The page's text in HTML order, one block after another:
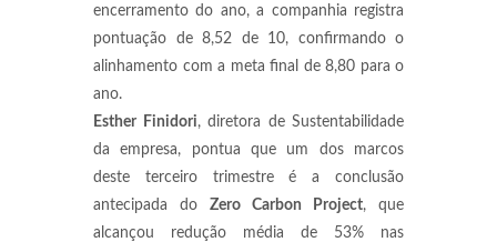
encerramento do ano, a companhia registra
pontuação de 8,52 de 10, confirmando o
alinhamento com a meta final de 8,80 para o
ano.
Esther Finidori, diretora de Sustentabilidade
da empresa, pontua que um dos marcos
deste terceiro trimestre é a conclusão
antecipada do Zero Carbon Project, que
alcançou redução média de 53% nas